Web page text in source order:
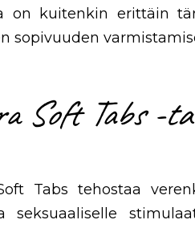
on kuitenkin erittäin
sopivuuden
Soft Tabs -
Tabs tehostaa
seksuaaliselle